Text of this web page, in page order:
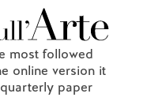
most followed
online version it
paper